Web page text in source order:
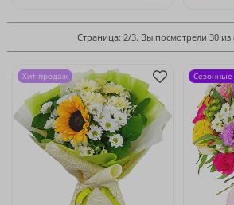
Страница: 2/3. Вы посмотрели 30 из
Хит продаж